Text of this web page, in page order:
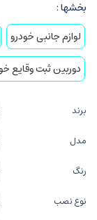
بخشها :
لوازم جانبی خودرو
دوربین ثبت وقایع
برند
مدل
رنگ
نوع نصب